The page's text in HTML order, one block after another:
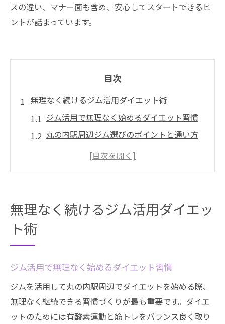
スの違い、マナー面も含め、安心してスタートできるヒ
ントが詰まっています。
目次
無理なく続けるジム活用ダイエット術
ジム活用で無理なく始めるダイエット習慣
丸の内駅周辺ジム選びのポイントと通い方
ジム初心者が安心して続けるための秘訣
ダイエット成功へ導く通う頻度の選び方
ジム通いの頻度がダイエット効果を左右す
か
ライフスタイル別ジム通い頻度の最適解
忙しい人も続けやすいジム利用計画の立て
方
無理なく続けるジム活用ダイエッ
ト術
ジム活用で無理なく始めるダイエット習慣
ジムを活用して丸の内駅周辺でダイエットを始める際、
無理なく継続できる習慣づくりが最も重要です。ダイエ
ットのためには有酸素運動と筋トレをバランス良く取り